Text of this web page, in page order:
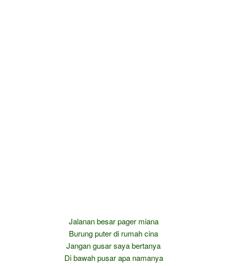
Jalanan besar pager miana
Burung puter di rumah cina
Jangan gusar saya bertanya
Di bawah pusar apa namanya